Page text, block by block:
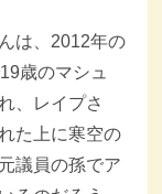
は、2012年の
歳のマシュ
、レイプさ
た上に寒空の
議員の孫でア